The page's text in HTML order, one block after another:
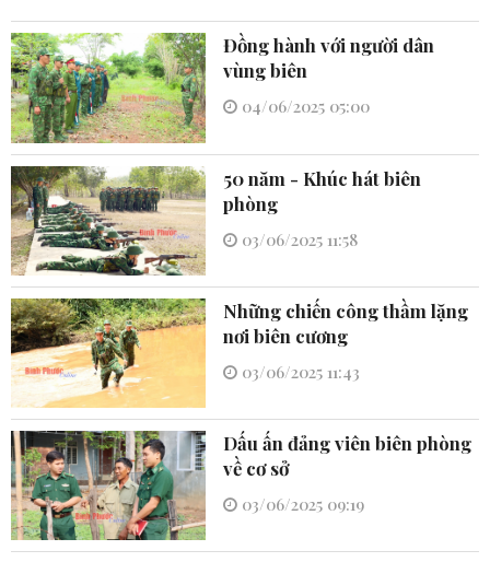
Đồng hành với người dân
vùng biên
04/06/2025 05:00
50 năm - Khúc hát biên
phòng
03/06/2025 11:58
Những chiến công thầm lặng
nơi biên cương
03/06/2025 11:43
Dấu ấn đảng viên biên phòng
về cơ sở
03/06/2025 09:19